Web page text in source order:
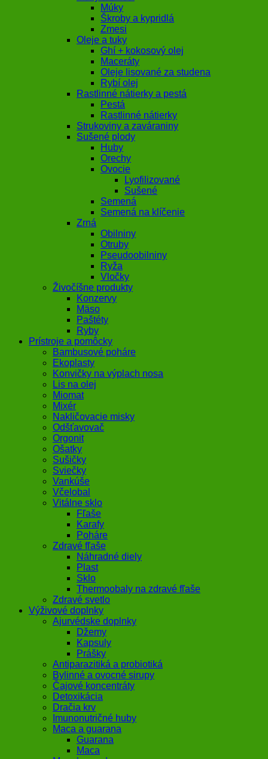
Múky
Škroby a kypridlá
Zmesi
Oleje a tuky
Ghí + kokosový olej
Maceráty
Oleje lisované za studena
Rybí olej
Rastlinné nátierky a pestá
Pestá
Rastlinné nátierky
Strukoviny a zaváraniny
Sušené plody
Huby
Orechy
Ovocie
Lyofilizované
Sušené
Semená
Semená na klíčenie
Zrná
Obilniny
Otruby
Pseudoobilniny
Ryža
Vločky
Živočíšne produkty
Konzervy
Mäso
Paštéty
Ryby
Prístroje a pomôcky
Bambusové poháre
Ekoplasty
Konvičky na výplach nosa
Lis na olej
Miomat
Mixér
Nakličovacie misky
Odšťavovač
Orgonit
Ošatky
Sušičky
Sviečky
Vankúše
Včelobal
Vitálne sklo
Fľaše
Karafy
Poháre
Zdravé fľaše
Náhradné diely
Plast
Sklo
Thermoobaly na zdravé fľaše
Zdravé svetlo
Výživové doplnky
Ajurvédske doplnky
Džemy
Kapsuly
Prášky
Antiparazitiká a probiotiká
Bylinné a ovocné sirupy
Čajové koncentráty
Detoxikácia
Dračia krv
Imunonutričné huby
Maca a guarana
Guarana
Maca